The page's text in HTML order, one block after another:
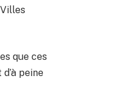
que ces
peine